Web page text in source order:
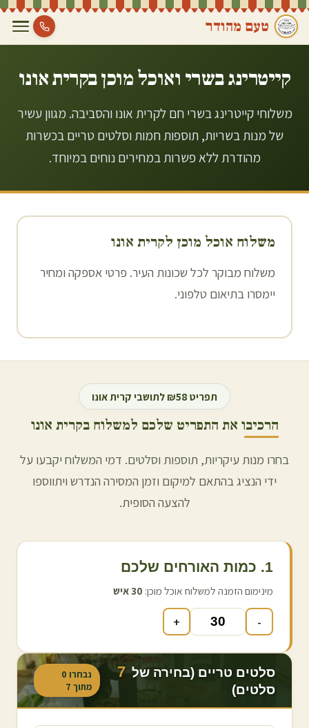
טעם מהודר
קייטרינג בשרי ואוכל מוכן בקרית אונו
משלוחי קייטרינג בשרי חם לקרית אונו והסביבה. מגוון עשיר
של מנות בשריות, תוספות חמות וסלטים טריים בכשרות
מהודרת ללא פשרות במחירים נוחים במיוחד.
משלוח אוכל מוכן לקרית אונו
משלוח מבוקר לכל שכונות העיר. פרטי אספקה ומחיר
יימסרו בתיאום טלפוני.
תפריט ₪58 לתושבי קרית אונו
הרכיבו את התפריט שלכם למשלוח בקרית אונו
בחרו מנות עיקריות, תוספות וסלטים. דמי המשלוח יקבעו על
ידי הנציג בהתאם למיקום וזמן המסירה הנדרש ויתווספו
להצעה הסופית.
1. כמות האורחים שלכם
מינימום הזמנה למשלוח אוכל מוכן: 30איש
-
+
סלטים טריים (בחירה של 7
סלטים)
נבחרו 0
מתוך 7